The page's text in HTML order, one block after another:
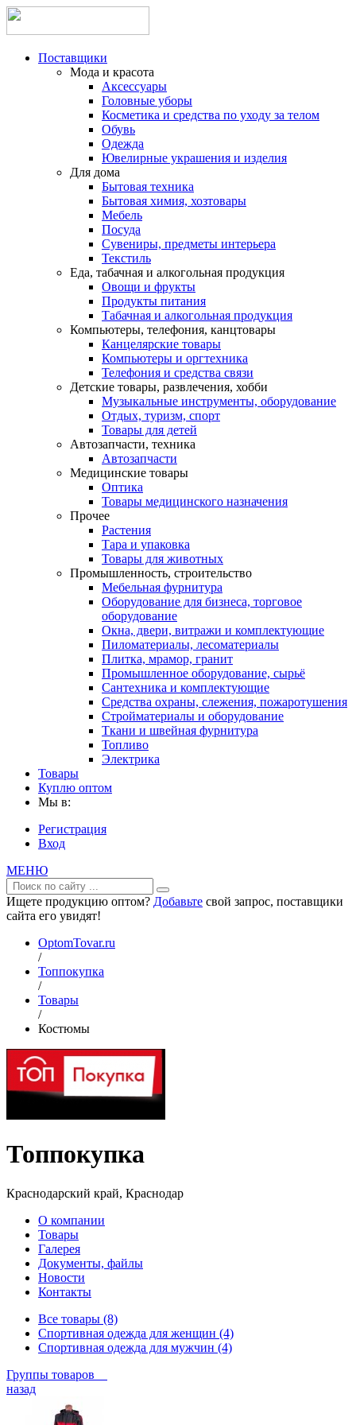
Поставщики
Мода и красота
Аксессуары
Головные уборы
Косметика и средства по уходу за телом
Обувь
Одежда
Ювелирные украшения и изделия
Для дома
Бытовая техника
Бытовая химия, хозтовары
Мебель
Посуда
Сувениры, предметы интерьера
Текстиль
Еда, табачная и алкогольная продукция
Овощи и фрукты
Продукты питания
Табачная и алкогольная продукция
Компьютеры, телефония, канцтовары
Канцелярские товары
Компьютеры и оргтехника
Телефония и средства связи
Детские товары, развлечения, хобби
Музыкальные инструменты, оборудование
Отдых, туризм, спорт
Товары для детей
Автозапчасти, техника
Автозапчасти
Медицинские товары
Оптика
Товары медицинского назначения
Прочее
Растения
Тара и упаковка
Товары для животных
Промышленность, строительство
Мебельная фурнитура
Оборудование для бизнеса, торговое
оборудование
Окна, двери, витражи и комплектующие
Пиломатериалы, лесоматериалы
Плитка, мрамор, гранит
Промышленное оборудование, сырьё
Сантехника и комплектующие
Средства охраны, слежения, пожаротушения
Стройматериалы и оборудование
Ткани и швейная фурнитура
Топливо
Электрика
Товары
Куплю оптом
Мы в:
Регистрация
Вход
МЕНЮ
Ищете продукцию оптом? Добавьте свой запрос, поставщики
сайта его увидят!
OptomTovar.ru
/
Топпокупка
/
Товары
/
Костюмы
Топпокупка
Краснодарский край, Краснодар
О компании
Товары
Галерея
Документы, файлы
Новости
Контакты
Все товары (8)
Спортивная одежда для женщин (4)
Спортивная одежда для мужчин (4)
Группы товаров
назад